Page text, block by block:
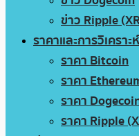
ข่าว Ripple
ราคาและการวิเคราะห์
ราคา Bitcoin
ราคา
ราคา
ราคา Ripple